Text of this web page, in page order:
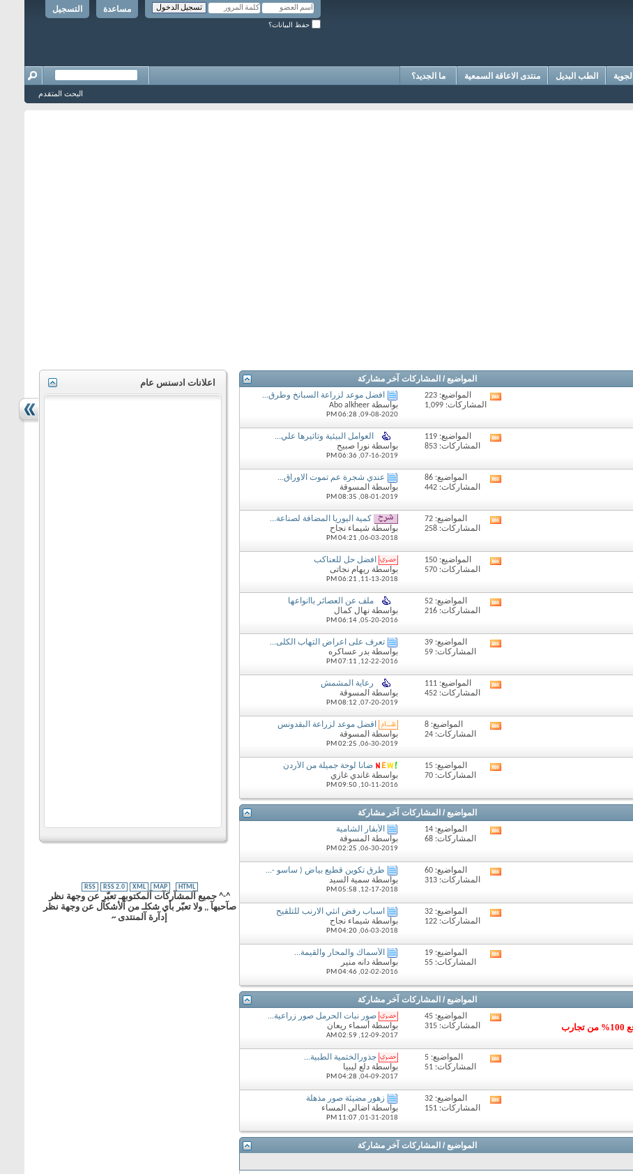
التسجيل مساعدة
حفظ البيانات؟
الطب البديل منتدى الاعاقة السمعية ما الجديد؟
البحث المتقدم
المواضيع / المشاركات آخر مشاركة
مشاهدة
تغذيات
المنتدى
المواضيع: 223
المشاركات: 1,099
افضل موعد لزراعة السبانخ وطرق...
بواسطة Abo alkheer
09-08-2020,
06:28 PM
مشاهدة
تغذيات
المنتدى
المواضيع: 119
المشاركات: 853
العوامل البيئية وتاثيرها علي...
بواسطة نورا صبيح
07-16-2019,
06:36 PM
مشاهدة
تغذيات
المنتدى
المواضيع: 86
المشاركات: 442
عندي شجرة عم تموت الاوراق...
بواسطة المسوقة
08-01-2019,
08:35 PM
مشاهدة
تغذيات
المنتدى
المواضيع: 72
المشاركات: 258
كمية اليوريا المضافة لصناعة...
بواسطة شيماء نجاح
06-03-2018,
04:21 PM
مشاهدة
تغذيات
المنتدى
المواضيع: 150
المشاركات: 570
افضل حل للعناكب
بواسطة ريهام نجاتى
11-13-2018,
06:21 PM
مشاهدة
تغذيات
المنتدى
المواضيع: 52
المشاركات: 216
ملف عن العصائر باانواعها
بواسطة نهال كمال
05-20-2016,
06:14 PM
مشاهدة
تغذيات
المنتدى
المواضيع: 39
المشاركات: 59
تعرف على اعراض التهاب الكلى...
بواسطة بدر عساكره
12-22-2016,
07:11 PM
مشاهدة
تغذيات
المنتدى
المواضيع: 111
المشاركات: 452
رعاية المشمش
بواسطة المسوقة
07-20-2019,
08:12 PM
مشاهدة
تغذيات
المنتدى
المواضيع: 8
المشاركات: 24
افضل موعد لزراعة البقدونس
بواسطة المسوقة
06-30-2019,
02:25 PM
مشاهدة
تغذيات
المنتدى
المواضيع: 15
المشاركات: 70
ضانا لوحة جميلة من الأردن
بواسطة غاندي غازي
10-11-2016,
09:50 PM
المواضيع / المشاركات آخر مشاركة
مشاهدة
تغذيات
المنتدى
المواضيع: 14
المشاركات: 68
الأبقار الشامية
بواسطة المسوقة
06-30-2019,
02:25 PM
مشاهدة
تغذيات
المنتدى
المواضيع: 60
المشاركات: 313
طرق تكوين قطيع بياض ( ساسو -...
بواسطة سمية السيد
12-17-2018,
05:58 PM
مشاهدة
تغذيات
المنتدى
المواضيع: 32
المشاركات: 122
اسباب رفض انثي الارنب للتلقيح
بواسطة شيماء نجاح
06-03-2018,
04:20 PM
مشاهدة
تغذيات
المنتدى
المواضيع: 19
المشاركات: 55
الأسماك والمحار والقيمة...
بواسطة دانه منير
02-02-2016,
04:46 PM
المواضيع / المشاركات آخر مشاركة
يحتوي صور حصرية لن تراها في منتدى اخر صور تحاكي الواقع 100% من تجارب
مشاهدة
تغذيات
المنتدى
المواضيع: 45
المشاركات: 315
صور نبات الحرمل صور زراعية...
بواسطة أسماء ريعان
12-09-2017,
02:59 AM
مشاهدة
تغذيات
المنتدى
المواضيع: 5
المشاركات: 51
جذورالختمية الطبية...
بواسطة دلع ليبيا
04-09-2017,
04:28 PM
مشاهدة
تغذيات
المنتدى
المواضيع: 32
المشاركات: 151
زهور مضيئة صور مذهلة
بواسطة اضالى المساء
01-31-2018,
11:07 PM
المواضيع / المشاركات آخر مشاركة
اعلانات ادسنس عام
RSS RSS 2.0 XML MAP HTML
^-^ جميع آلمشآركآت آلمكتوبهـ تعبّر عن وجهة نظر
صآحبهآ ,, ولا تعبّر بأي شكلـ من آلأشكآل عن وجهة نظر
إدآرة آلمنتدى ~